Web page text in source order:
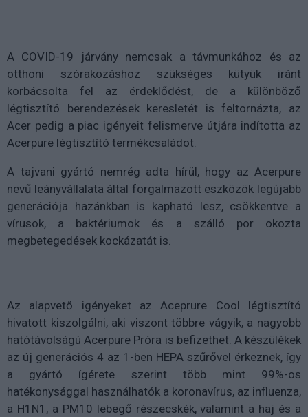
A COVID-19 járvány nemcsak a távmunkához és az
otthoni szórakozáshoz szükséges kütyük iránt
korbácsolta fel az érdeklődést, de a különböző
légtisztító berendezések keresletét is feltornázta, az
Acer pedig a piac igényeit felismerve útjára indította az
Acerpure légtisztító termékcsaládot.
A tajvani gyártó nemrég adta hírül, hogy az Acerpure
nevű leányvállalata által forgalmazott eszközök legújabb
generációja hazánkban is kapható lesz, csökkentve a
vírusok, a baktériumok és a szálló por okozta
megbetegedések kockázatát is.
Az alapvető igényeket az Aceprure Cool légtisztító
hivatott kiszolgálni, aki viszont többre vágyik, a nagyobb
hatótávolságú Acerpure Próra is befizethet. A készülékek
az új generációs 4 az 1-ben HEPA szűrővel érkeznek, így
a gyártó ígérete szerint több mint 99%-os
hatékonysággal használhatók a koronavírus, az influenza,
a H1N1, a PM10 lebegő részecskék, valamint a haj és a